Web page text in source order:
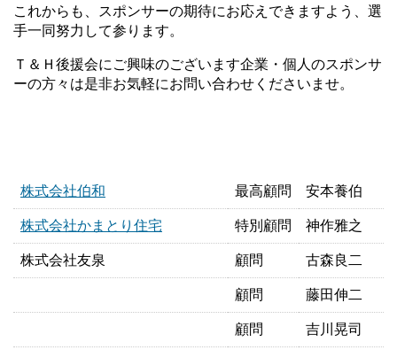
これからも、スポンサーの期待にお応えできますよう、選
手一同努力して参ります。
Ｔ＆Ｈ後援会にご興味のございます企業・個人のスポンサ
ーの方々は是非お気軽にお問い合わせくださいませ。
株式会社伯和 最高顧問 安本養伯
株式会社かまとり住宅 特別顧問 神作雅之
株式会社友泉 顧問 古森良二
顧問 藤田伸二
顧問 吉川晃司